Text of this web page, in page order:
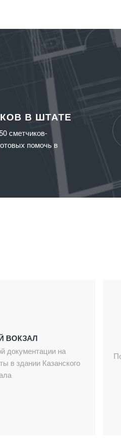
В ШТАТЕ
сметчиков-
помочь в
ВОКЗАЛ
документации на
в здании Казанского